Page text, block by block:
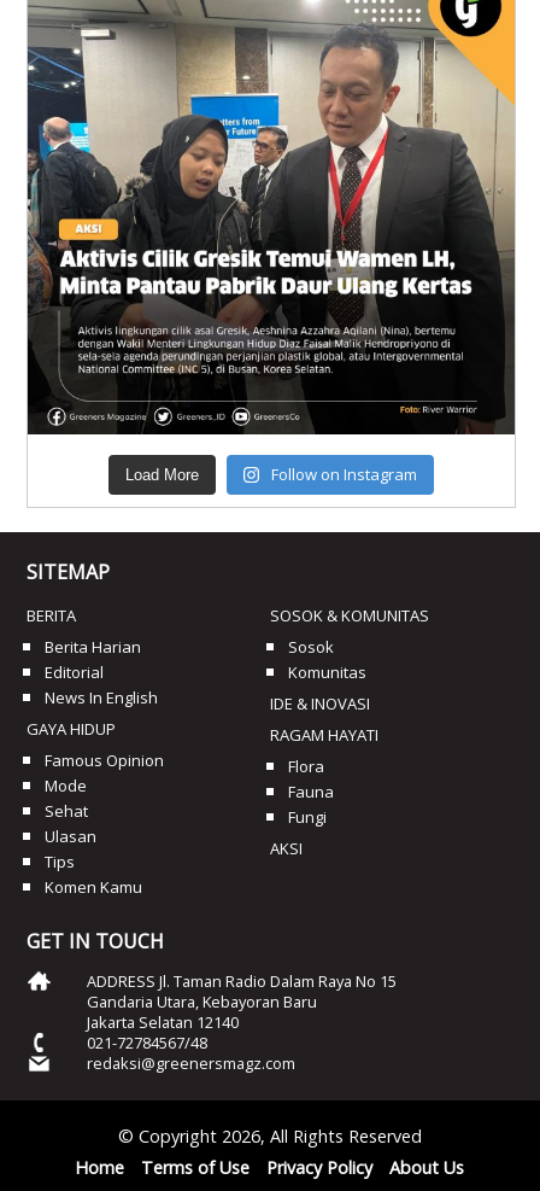
Load More Follow on Instagram
SITEMAP
BERITA
Berita Harian
Editorial
News In English
GAYA HIDUP
Famous Opinion
Mode
Sehat
Ulasan
Tips
Komen Kamu
SOSOK & KOMUNITAS
Sosok
Komunitas
IDE & INOVASI
RAGAM HAYATI
Flora
Fauna
Fungi
AKSI
GET IN TOUCH
ADDRESS Jl. Taman Radio Dalam Raya No 15
Gandaria Utara, Kebayoran Baru
Jakarta Selatan 12140
021-72784567/48
redaksi@greenersmagz.com
© Copyright 2026, All Rights Reserved
Home
Terms of Use Privacy Policy About Us